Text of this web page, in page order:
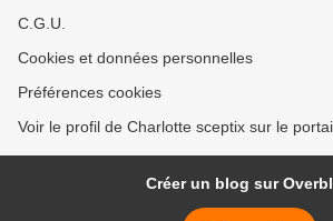
C.G.U.
Cookies et données personnelles
Préférences cookies
Voir le profil de Charlotte sceptix sur le
Créer un blog sur